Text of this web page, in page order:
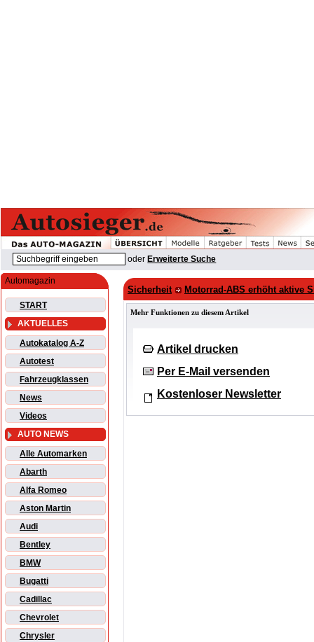
oder Erweiterte Suche
Automagazin
START
AKTUELLES
Autokatalog A-Z
Autotest
Fahrzeugklassen
News
Videos
AUTO NEWS
Alle Automarken
Abarth
Alfa Romeo
Aston Martin
Audi
Bentley
BMW
Bugatti
Cadillac
Chevrolet
Chrysler
Sicherheit Motorrad-ABS erhöht aktive
Mehr Funktionen zu diesem Artikel
Artikel drucken
Per E-Mail versenden
Kostenloser Newsletter